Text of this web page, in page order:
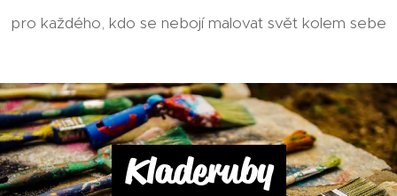
pro každého, kdo se nebojí malovat svět kolem sebe
Kladeruby